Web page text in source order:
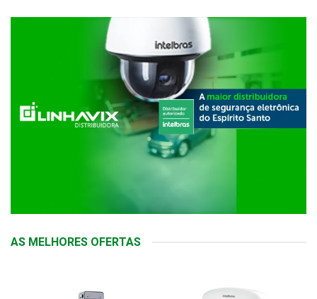
AS MELHORES OFERTAS